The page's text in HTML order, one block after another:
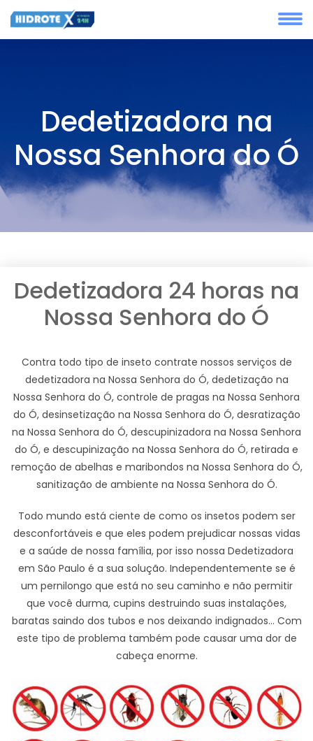
Dedetizadora na
Nossa Senhora do Ó
Dedetizadora 24 horas na
Nossa Senhora do Ó
Contra todo tipo de inseto contrate nossos serviços de
dedetizadora na Nossa Senhora do Ó, dedetização na
Nossa Senhora do Ó, controle de pragas na Nossa Senhora
do Ó, desinsetização na Nossa Senhora do Ó, desratização
na Nossa Senhora do Ó, descupinizadora na Nossa Senhora
do Ó, e descupinização na Nossa Senhora do Ó, retirada e
remoção de abelhas e maribondos na Nossa Senhora do Ó,
sanitização de ambiente na Nossa Senhora do Ó.
Todo mundo está ciente de como os insetos podem ser
desconfortáveis e que eles podem prejudicar nossas vidas
e a saúde de nossa família, por isso nossa Dedetizadora
em São Paulo é a sua solução. Independentemente se é
um pernilongo que está no seu caminho e não permitir
que você durma, cupins destruindo suas instalações,
baratas saindo dos tubos e nos deixando indignados... Com
este tipo de problema também pode causar uma dor de
cabeça enorme.